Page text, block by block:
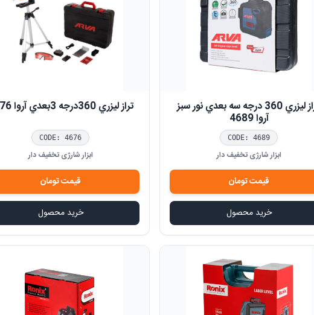
تراز ليزري 360 درجه سه بعدي نور سبز
آروا 4689
CODE: 4689
ابزار شارژی تخفیف دار
قیمتتومان
خرید محصول
تراز ليزري 360درجه 3بعدي آروا 4676
CODE: 4676
ابزار شارژی تخفیف دار
قیمتتومان
خرید محصول